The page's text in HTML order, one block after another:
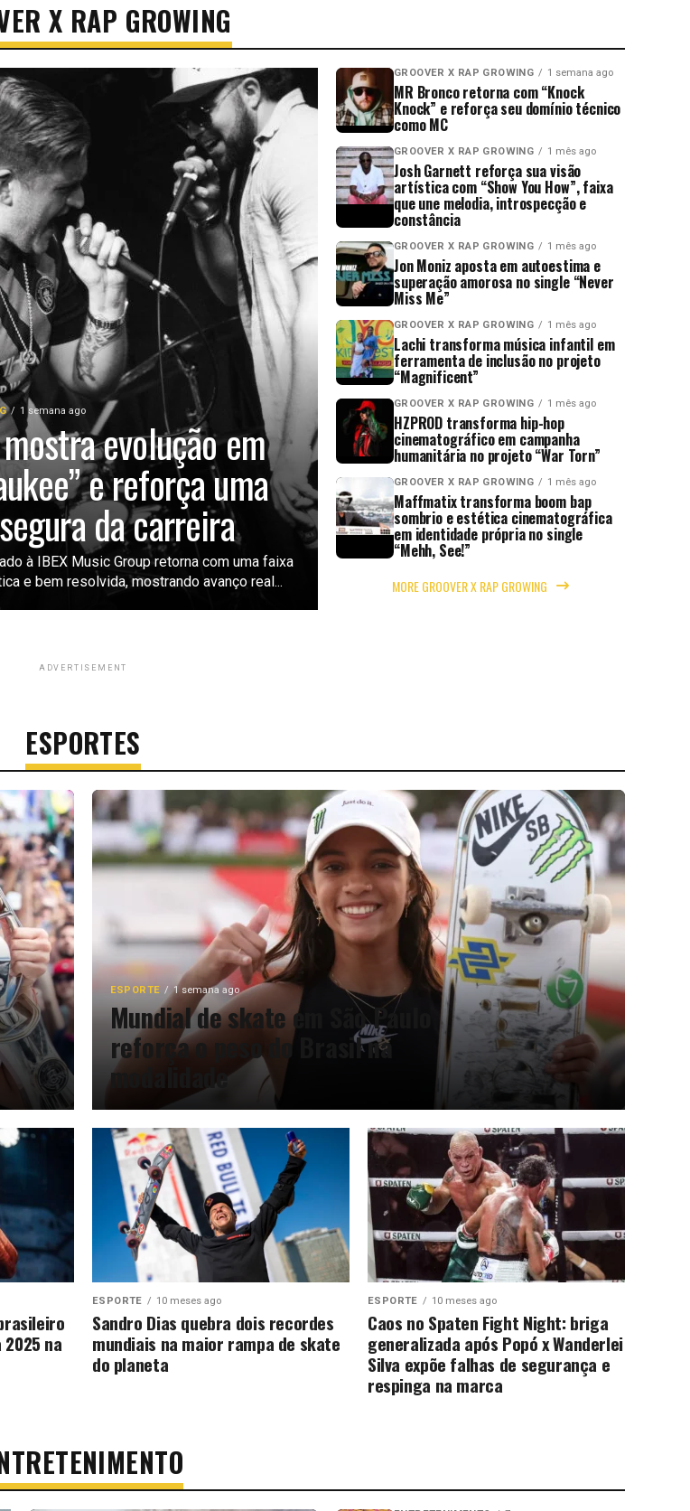
X RAP GROWING
1 semana ago
evolução em
e reforça uma
da carreira
à IBEX Music Group retorna com uma faixa
e bem resolvida, mostrando avanço real...
GROOVER X RAP GROWING 1 semana ago
MR Bronco retorna com “Knock
Knock” e reforça seu domínio técnico
como MC
GROOVER X RAP GROWING 1 mês ago
Josh Garnett reforça sua visão
artística com “Show You How”, faixa
que une melodia, introspecção e
constância
GROOVER X RAP GROWING 1 mês ago
Jon Moniz aposta em autoestima e
superação amorosa no single “Never
Miss Me”
GROOVER X RAP GROWING 1 mês ago
Lachi transforma música infantil em
ferramenta de inclusão no projeto
“Magnificent”
GROOVER X RAP GROWING 1 mês ago
HZPROD transforma hip-hop
cinematográfico em campanha
humanitária no projeto “War Torn”
GROOVER X RAP GROWING 1 mês ago
Maffmatix transforma boom bap
sombrio e estética cinematográfica
em identidade própria no single
“Mehh, See!”
MORE GROOVER X RAP GROWING
ADVERTISEMENT
ESPORTES
ESPORTE 1 semana ago
Mundial de skate em São Paulo
reforça o peso do Brasil na
modalidade
2025 na
ESPORTE 10 meses ago
Sandro Dias quebra dois recordes
mundiais na maior rampa de skate
do planeta
ESPORTE 10 meses ago
Caos no Spaten Fight Night: briga
generalizada após Popó x Wanderlei
Silva expõe falhas de segurança e
respinga na marca